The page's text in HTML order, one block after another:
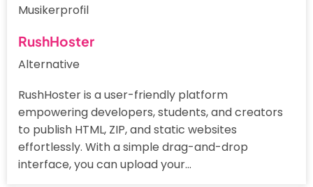
Musikerprofil
RushHoster
Alternative
RushHoster is a user-friendly platform
empowering developers, students, and creators
to publish HTML, ZIP, and static websites
effortlessly. With a simple drag-and-drop
interface, you can upload your…